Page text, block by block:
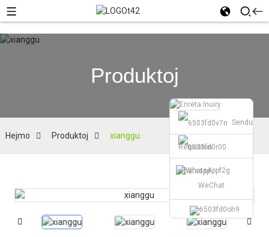
Sendu
Retpoŝton
whatsapp
WeChat
Produktoj
Hejmo Produktoj xianggu